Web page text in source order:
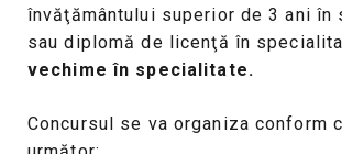
învăţământului superior de 3 ani în
sau diplomă de licenţă în
vechime în specialitate.
Concursul se va organiza conform